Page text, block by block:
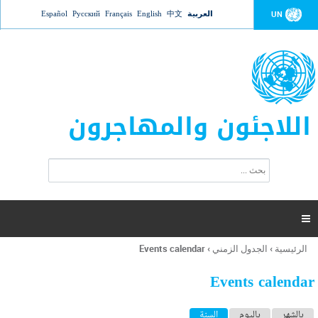
Jump to navigation UN العربية 中文
English
Français
Русский
Español
اللاجئون والمهاجرون
ت
ر
ل
ح
ب

أنت
هنا
الرئيسية › الجدول الزمني ›
Events calendar
Events calendar